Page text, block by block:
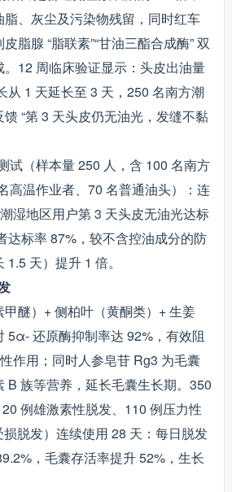
、灰尘及污染物残留，同时红车
脂腺 “脂联素”“甘油三酯合成酶” 双
12 周临床验证显示：头皮出油量
从 1 天延长至 3 天，250 名南方潮
“第 3 天头皮仍无油光，发缝不黏
试（样本量 250 人，含 100 名南方
高温作业者、70 名普通油头）：连
湿地区用户第 3 天头皮无油光达标
达标率 87%，较不含控油成分的防
天）提升 1 倍。
醚）+ 侧柏叶（黄酮类）+ 生姜
5α- 还原酶抑制率达 92%，有效阻
作用；同时人参皂苷 Rg3 为毛囊
B 族等营养，延长毛囊生长期。350
例雄激素性脱发、110 例压力性
脱发）连续使用 28 天：每日脱发
，毛囊存活率提升 52%，生长